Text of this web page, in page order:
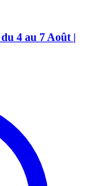
4 au 7 Août |